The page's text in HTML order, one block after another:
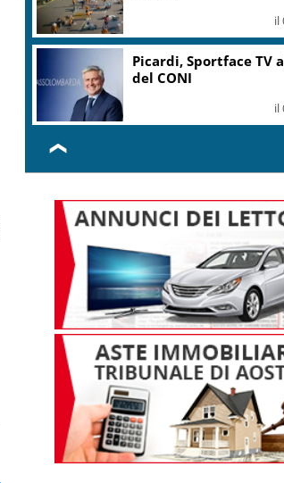
il
Picardi, Sportface TV
del CONI
il
❮